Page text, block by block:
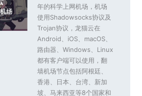
年的科学上网机场，机场
使用Shadowsocks协议及
Trojan协议，龙猫云在
Android、iOS、macOS、
路由器、Windows、Linux
都有客户端可以使用，翻
墙机场节点包括阿根廷、
香港、日本、台湾、新加
坡、马来西亚等8个国家和